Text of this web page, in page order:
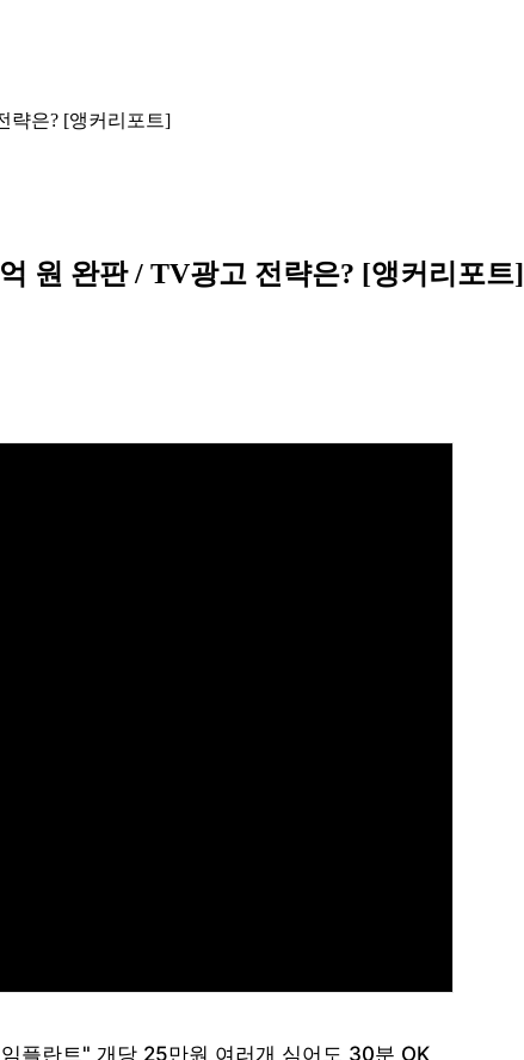
략은? [앵커리포트]
원 완판 / TV광고 전략은? [앵커리포트]